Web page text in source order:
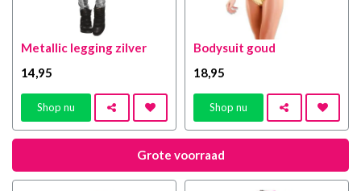
Metallic legging zilver
14,95
Shop nu
Bodysuit goud
18,95
Shop nu
Grote voorraad